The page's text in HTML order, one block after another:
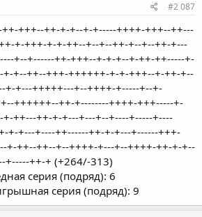
#2 087
+++--++-+-+--+-+-----++++-+++--++---
+-+++-+-+-++--+--+--++-+--+--++-+---
+--+------++-+++--+-+-+--+-++-++-----+-
+--++--+++-++++++-+-+-+++--+-++-+--
+-+---+++++---+--++++-+-----+--+-
++++++--++-+--------++++-+++-----+-
++---++-+-+---+---+--+----+-----+----
+-+---+----++------++-+-+---+------+++-
+-++--++--+--++++-+---+--++++-++-+-+--
+-----++-+ (+264/-313)
серия (подряд): 6
серия (подряд): 9